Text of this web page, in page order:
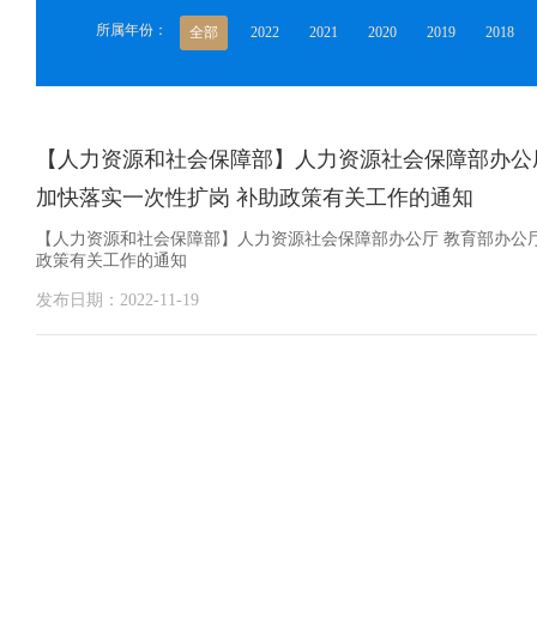
所属年份： 全部 2022 2021 2020 2019 2018
【人力资源和社会保障部】人力资源社会保障部办
加快落实一次性扩岗 补助政策有关工作的通知
【人力资源和社会保障部】人力资源社会保障部办公厅 教育部办
政策有关工作的通知
发布日期：2022-11-19